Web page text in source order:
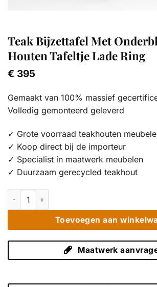
Teak Bijzettafel Met
Houten Tafeltje Lade Ring
€ 395
Gemaakt van 100% massief
Volledig gemonteerd geleverd
✓ Grote voorraad teakhouten
✓ Koop direct bij de importeur
✓ Specialist in maatwerk meubelen
✓ Duurzaam gerecycled teakhout
Teak Bijzettafel Met Onderblad - Houten
Toevoegen aan
Maatwerk